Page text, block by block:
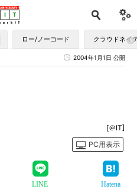
ロー/ノーコード クラウドネイ
2004年1月1日 公開
[＠IT]
PC用表示
LINE Hatena